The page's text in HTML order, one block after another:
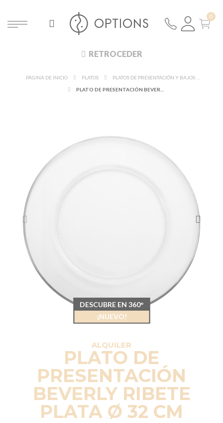
RETROCEDER
PÁGINA DE INICIO PLATOS
ALQUILER
PLATO DE
PRESENTACIÓN
BEVERLY RIBETE
PLATA Ø 32 CM
DESCUBRE EN 360°
¡NUEVO!